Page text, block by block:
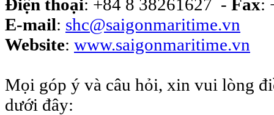
Điện thoại: +84 8 38261627 - Fax:
E-mail: shc@saigonmaritime.vn
Website: www.saigonmaritime.vn
Mọi góp ý và câu hỏi, xin vui lòng
dưới đây: